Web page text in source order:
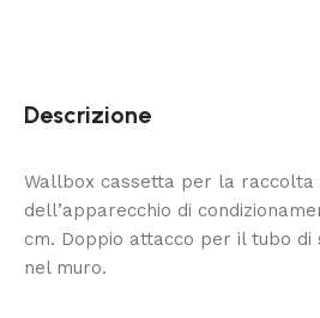
Descrizione
Wallbox cassetta per la raccolta
dell’apparecchio di
cm. Doppio attacco per il tubo di
nel muro.